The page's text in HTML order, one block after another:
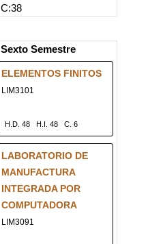
C:38
Sexto Semestre
ELEMENTOS FINITOS
LIM3101
H.D. 48 H.I. 48 C. 6
LABORATORIO DE
MANUFACTURA
INTEGRADA POR
COMPUTADORA
LIM3091